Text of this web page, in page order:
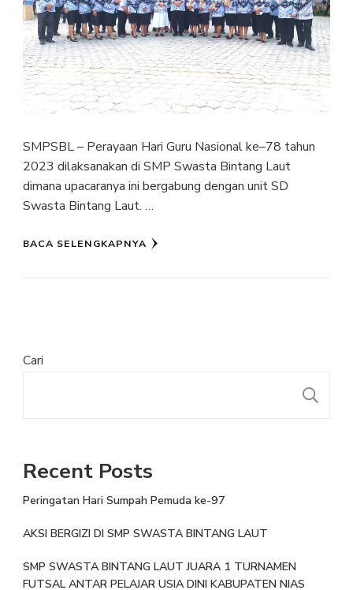
SMPSBL – Perayaan Hari Guru Nasional ke–78 tahun
2023 dilaksanakan di SMP Swasta Bintang Laut
dimana upacaranya ini bergabung dengan unit SD
Swasta Bintang Laut. …
BACA SELENGKAPNYA
Cari
Recent Posts
Peringatan Hari Sumpah Pemuda ke-97
AKSI BERGIZI DI SMP SWASTA BINTANG LAUT
SMP SWASTA BINTANG LAUT JUARA 1 TURNAMEN
FUTSAL ANTAR PELAJAR USIA DINI KABUPATEN NIAS